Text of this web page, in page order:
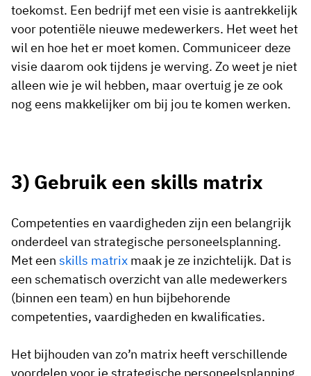
toekomst. Een bedrijf met een visie is aantrekkelijk
voor potentiële nieuwe medewerkers. Het weet het
wil en hoe het er moet komen. Communiceer deze
visie daarom ook tijdens je werving. Zo weet je niet
alleen wie je wil hebben, maar overtuig je ze ook
nog eens makkelijker om bij jou te komen werken.
3) Gebruik een skills matrix
Competenties en vaardigheden zijn een belangrijk
onderdeel van strategische personeelsplanning.
Met een skills matrix maak je ze inzichtelijk. Dat is
een schematisch overzicht van alle medewerkers
(binnen een team) en hun bijbehorende
competenties, vaardigheden en kwalificaties.
Het bijhouden van zo’n matrix heeft verschillende
voordelen voor je strategische personeelsplanning.